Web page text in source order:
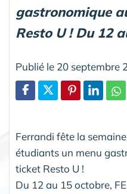
gastronomique
Resto U ! Du 12
Publié le 20 septembre
Ferrandi fête la
étudiants un menu
ticket Resto U !
Du 12 au 15 octobre,